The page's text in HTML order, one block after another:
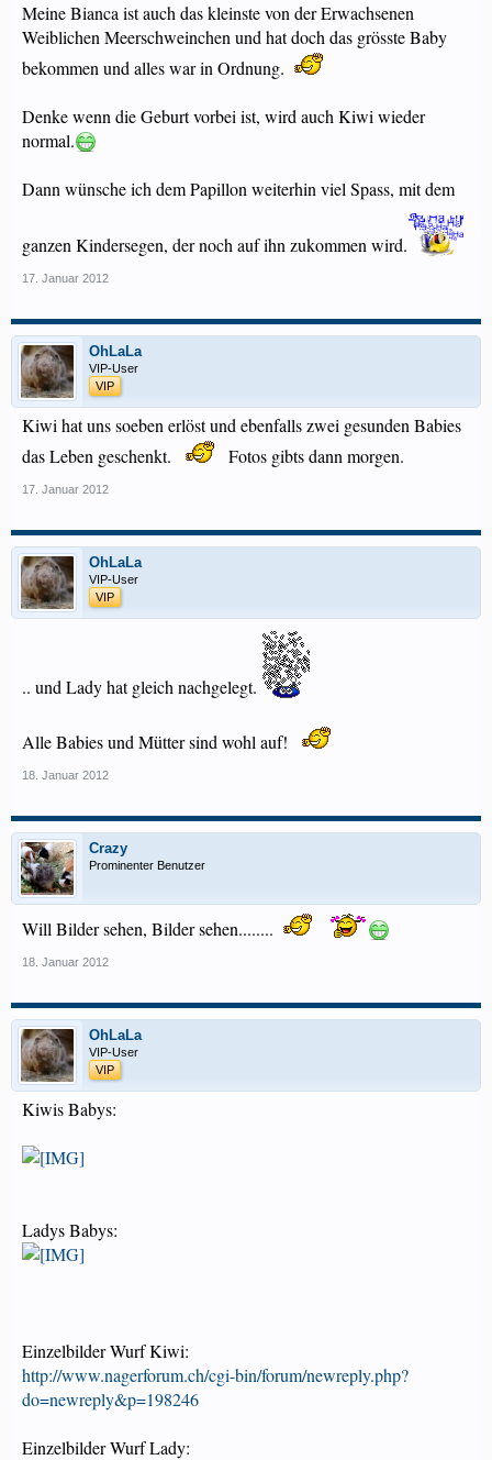
Meine Bianca ist auch das kleinste von der Erwachsenen
Weiblichen Meerschweinchen und hat doch das grösste Baby
bekommen und alles war in Ordnung.
Denke wenn die Geburt vorbei ist, wird auch Kiwi wieder
normal.
Dann wünsche ich dem Papillon weiterhin viel Spass, mit dem
ganzen Kindersegen, der noch auf ihn zukommen wird.
17. Januar 2012
OhLaLa
VIP-User
VIP
Kiwi hat uns soeben erlöst und ebenfalls zwei gesunden Babies
das Leben geschenkt.
Fotos gibts dann morgen.
17. Januar 2012
OhLaLa
VIP-User
VIP
.. und Lady hat gleich nachgelegt.
Alle Babies und Mütter sind wohl auf!
18. Januar 2012
Crazy
Prominenter Benutzer
Will Bilder sehen, Bilder sehen........
18. Januar 2012
OhLaLa
VIP-User
VIP
Kiwis Babys:
Ladys Babys:
Einzelbilder Wurf Kiwi:
http://www.nagerforum.ch/cgi-bin/forum/newreply.php?
do=newreply&p=198246
Einzelbilder Wurf Lady: